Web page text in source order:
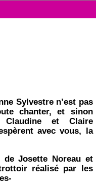
Sylvestre n’est pas
chanter, et sinon
Claudine et Claire
avec vous, la
de Josette Noreau et
réalisé par les